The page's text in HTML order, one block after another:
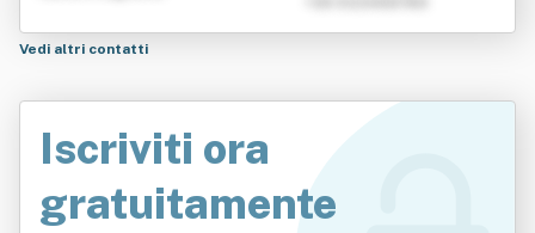
Vedi altri contatti
Iscriviti ora
gratuitamente